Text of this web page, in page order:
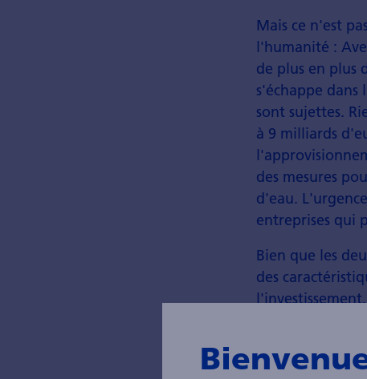
Mais ce n'est
l'humanité :
de plus en plus
s'échappe dans
sont sujettes.
à 9 milliards
des mesures
d'eau.
entreprises qui
Bien que les
des